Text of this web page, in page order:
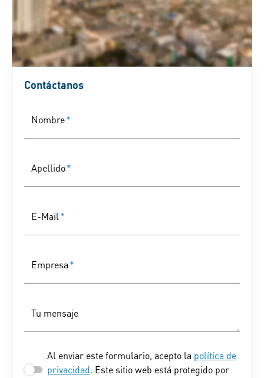
Contáctanos
Nombre*
Apellido*
E-Mail *
Empresa*
Tu mensaje
Al enviar este formulario, acepto la política de
privacidad. Este sitio web está protegido por